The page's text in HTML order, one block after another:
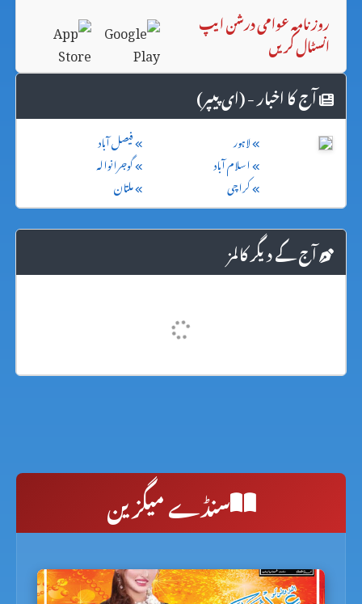
روزنامہ عوامی درشن ایپ
انسٹال کریں
آج کا اخبار - (ای پیپر)
لاہور
فیصل آباد
اسلام آباد
گوجرانوالہ
کراچی
ملتان
آج کے دیگر کالمز
سنڈے میگزین